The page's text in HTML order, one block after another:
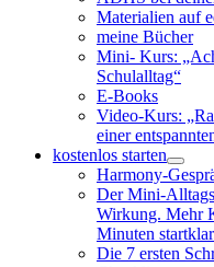
Materialien auf
meine Bücher
Mini- Kurs:
Schulalltag“
E-Books
Video-Kurs:
einer
kostenlos starten
Harmony-
Der Mini-
Wirkung. Mehr
Minuten
Die 7 ersten